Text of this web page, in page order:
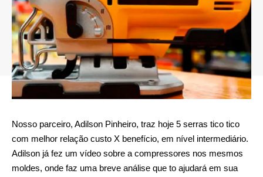
Nosso parceiro, Adilson Pinheiro, traz hoje 5 serras tico tico
com melhor relação custo X benefício, em nível intermediário.
Adilson já fez um vídeo sobre a compressores nos mesmos
moldes, onde faz uma breve análise que to ajudará em sua